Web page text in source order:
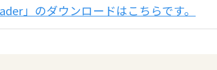
」のダウンロードはこちらです。